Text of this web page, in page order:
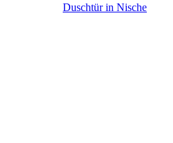
Duschtür in Nische